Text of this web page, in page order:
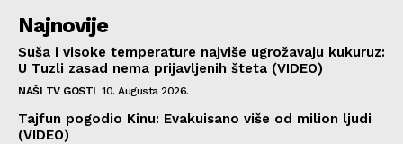
Najnovije
Suša i visoke temperature najviše ugrožavaju kukuruz:
U Tuzli zasad nema prijavljenih šteta (VIDEO)
NAŠI TV GOSTI 10. Augusta 2026.
Tajfun pogodio Kinu: Evakuisano više od milion ljudi
(VIDEO)